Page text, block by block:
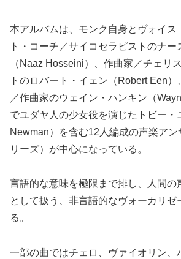
本アルバムは、モンク自身とヴォイス
ト・コーチ／サイコセラピストのナー
（Naaz Hosseini）、作曲家／チェリ
トのロバート・イェン（Robert Een
／作曲家のウェイン・ハンキン（
でユダヤ人の少女役を演じたトビー・
Newman）を含む12人編成の声楽アン
リーズ）が中心になっている。
言語的な意味を極限まで排し、人間の
として扱う、非言語的なヴォーカリゼ
る。
一部の曲ではチェロ、ヴァイオリン、